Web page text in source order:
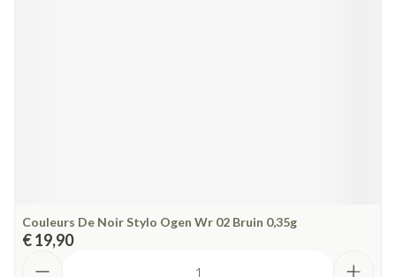
Couleurs De Noir Stylo Ogen Wr 02 Bruin 0,35g
€ 19,90